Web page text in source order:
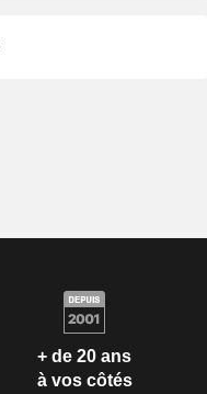
+ de 20 ans
à vos côtés